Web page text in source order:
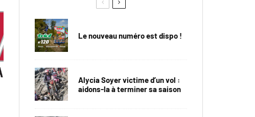
Le nouveau numéro est dispo !
Alycia Soyer victime d’un vol :
aidons-la à terminer sa saison